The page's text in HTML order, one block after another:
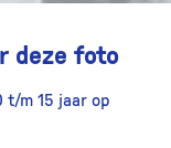
deze foto
t/m 15 jaar op